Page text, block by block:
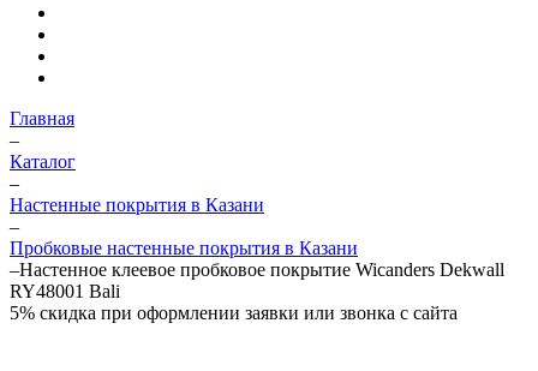
Главная
–
Каталог
–
Настенные покрытия в Казани
–
Пробковые настенные покрытия в Казани
–Настенное клеевое пробковое покрытие Wicanders Dekwall
RY48001 Bali
5% скидка при оформлении заявки или звонка с сайта